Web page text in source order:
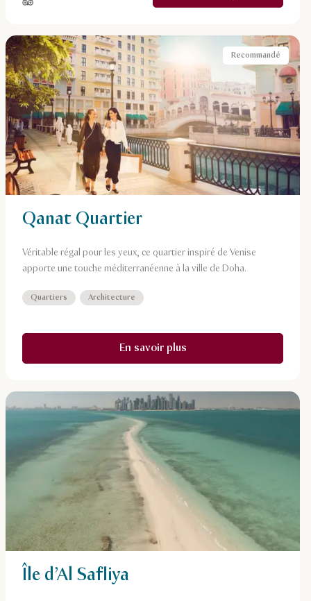
Recommandé
Quartiers Architecture
Qanat Quartier
Véritable régal pour les yeux, ce quartier inspiré de Venise
apporte une touche méditerranéenne à la ville de Doha.
En savoir plus
Île d’Al Safliya